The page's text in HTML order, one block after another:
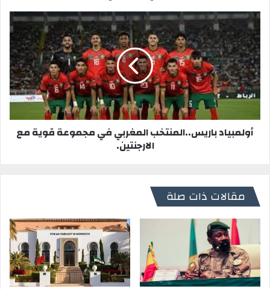
أولمبياد باريس..المنتخب المغربي في مجموعة قوية مع
الارجنتين.
مقالات ذات صلة